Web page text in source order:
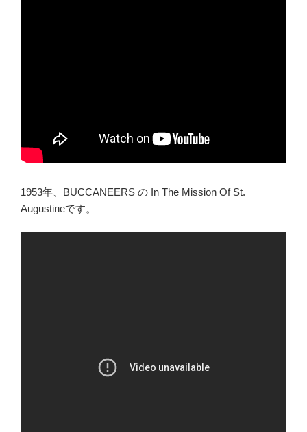
1953年、BUCCANEERS の In The Mission Of St.
Augustineです。